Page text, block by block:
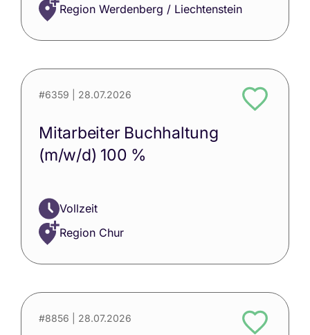
Region Werdenberg / Liechtenstein
#6359 | 28.07.2026
Mitarbeiter Buchhaltung
(m/w/d) 100 %
Vollzeit
Region Chur
#8856 | 28.07.2026